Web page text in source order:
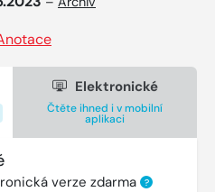
Elektronické
Čtěte ihned i v mobilní
aplikaci
verze zdarma ?